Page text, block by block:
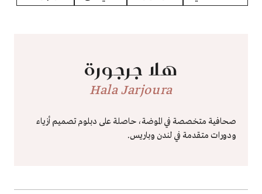
هلا جرجورة
Hala Jarjoura
صحافية متخصصة في الموضة، حاصلة على دبلوم تصميم أزياء
ودورات متقدمة في لندن وباريس.